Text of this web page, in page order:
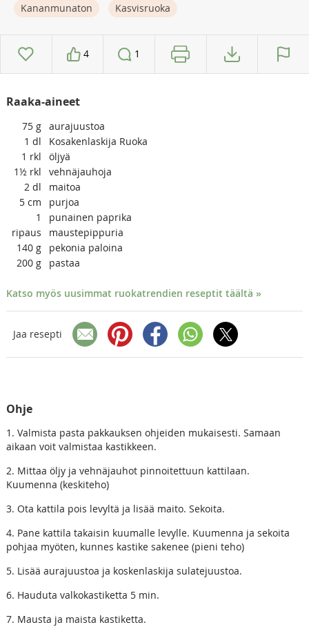
Kananmunaton
Kasvisruoka
4 1
Raaka-aineet
75 g aurajuustoa
1 dl
Kosakenlaskija Ruoka
1 rkl
öljyä
1½ rkl
vehnäjauhoja
2 dl
maitoa
5 cm
purjoa
1
punainen paprika
ripaus
maustepippuria
140 g
pekonia paloina
200 g pastaa
Katso myös uusimmat ruokatrendien reseptit täältä »
Jaa resepti
Ohje
1. Valmista pasta pakkauksen ohjeiden mukaisesti. Samaan
aikaan voit valmistaa kastikkeen.
2. Mittaa öljy ja vehnäjauhot pinnoitettuun kattilaan.
Kuumenna (keskiteho)
3. Ota kattila pois levyltä ja lisää maito. Sekoita.
4. Pane kattila takaisin kuumalle levylle. Kuumenna ja sekoita
pohjaa myöten, kunnes kastike sakenee (pieni teho)
5. Lisää aurajuustoa ja koskenlaskija sulatejuustoa.
6. Hauduta valkokastiketta 5 min.
7. Mausta ja maista kastiketta.